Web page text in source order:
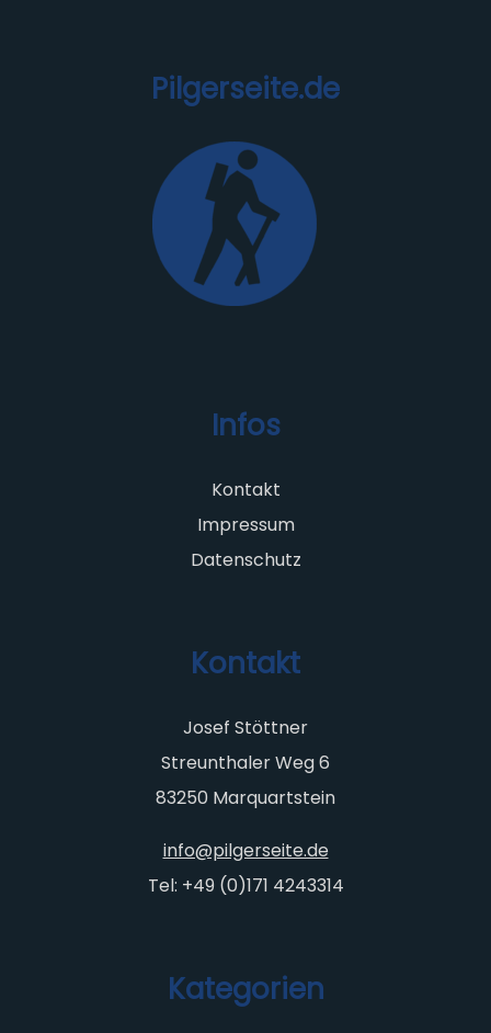
Pilgerseite.de
Infos
Kontakt
Impressum
Datenschutz
Kontakt
Josef Stöttner
Streunthaler Weg 6
83250 Marquartstein
info@pilgerseite.de
Tel: +49 (0)171 4243314
Kategorien